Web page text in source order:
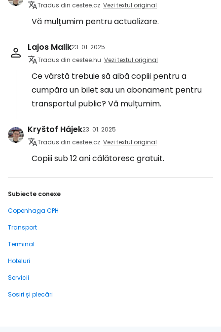
Tradus din cestee.cz Vezi textul original
Vă mulțumim pentru actualizare.
Lajos Malik23. 01. 2025
Tradus din cestee.hu Vezi textul original
Ce vârstă trebuie să aibă copiii pentru a
cumpăra un bilet sau un abonament pentru
transportul public? Vă mulțumim.
Kryštof Hájek23. 01. 2025
Tradus din cestee.cz Vezi textul original
Copiii sub 12 ani călătoresc gratuit.
Subiecte conexe
Copenhaga CPH
Transport
Terminal
Hoteluri
Servicii
Sosiri și plecări